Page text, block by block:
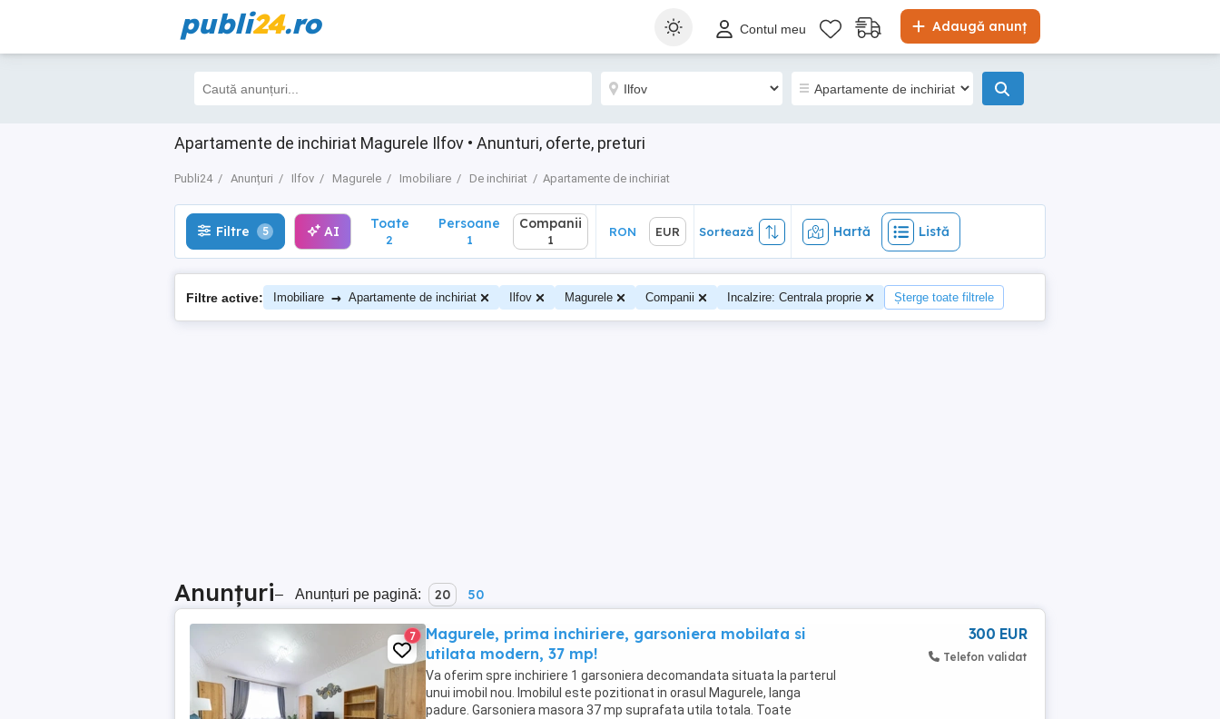
publi24.ro Adaugă anunț
Contul meu
Apartamente de inchiriat Magurele Ilfov • Anunturi, oferte, preturi
Publi24 Anunțuri Ilfov Magurele Imobiliare De inchiriat Apartamente de inchiriat
Filtre 5 AI EUR Sortează Hartă Listă
Filtre 5 AI Toate
2
Persoane
1
Companii
1
RON EUR Sortează Hartă Listă
Filtre active: Imobiliare → Apartamente de inchiriat Ilfov Magurele Companii Incalzire: Centrala proprie Șterge toate filtrele
Anunțuri– Anunțuri pe pagină: 20 50
7
Magurele, prima inchiriere, garsoniera mobilata si
utilata modern, 37 mp!
Va oferim spre inchiriere 1 garsoniera decomandata situata la parterul
unui imobil nou. Imobilul este pozitionat in orasul Magurele, langa
padure. Garsoniera masora 37 mp suprafata utila totala. Toate
300 EUR
Telefon validat